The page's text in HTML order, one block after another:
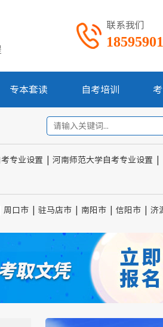
联系我们
专本套读 自考培训
专业设置 河南师范大学自考专业设置
周口市 驻马店市 南阳市 信阳市 济